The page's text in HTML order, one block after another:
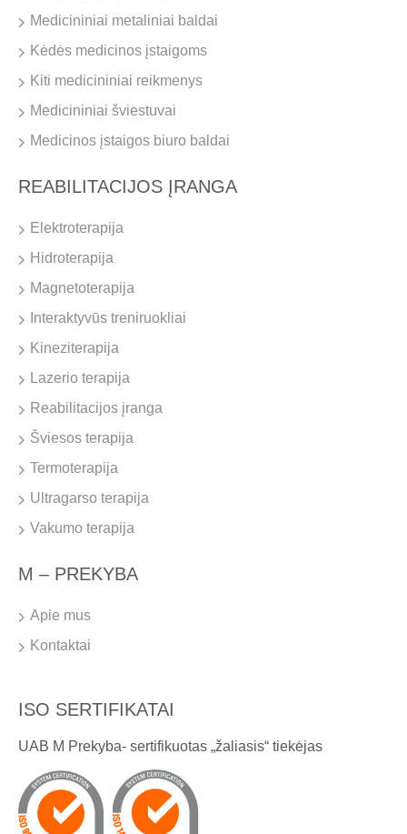
Medicininiai metaliniai baldai
Kėdės medicinos įstaigoms
Kiti medicininiai reikmenys
Medicininiai šviestuvai
Medicinos įstaigos biuro baldai
REABILITACIJOS ĮRANGA
Elektroterapija
Hidroterapija
Magnetoterapija
Interaktyvūs treniruokliai
Kineziterapija
Lazerio terapija
Reabilitacijos įranga
Šviesos terapija
Termoterapija
Ultragarso terapija
Vakumo terapija
M – PREKYBA
Apie mus
Kontaktai
ISO SERTIFIKATAI
UAB M Prekyba- sertifikuotas „žaliasis“ tiekėjas